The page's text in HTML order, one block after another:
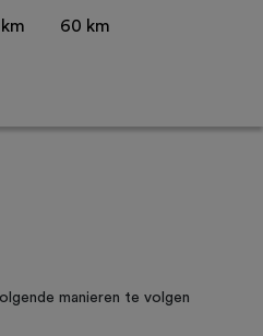
60 km
manieren te volgen